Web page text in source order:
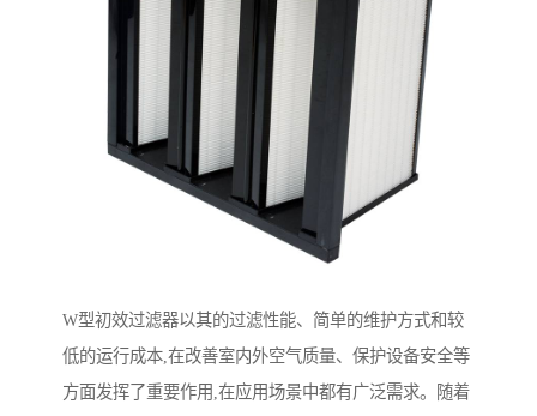
W型初效过滤器以其的过滤性能、简单的维护方式和较
低的运行成本,在改善室内外空气质量、保护设备安全等
方面发挥了重要作用,在应用场景中都有广泛需求。随着